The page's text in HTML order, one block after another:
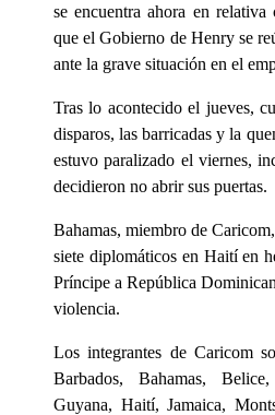
se encuentra ahora en
que el Gobierno de Henry se
ante la grave situación en el
Tras lo acontecido el jueves,
disparos, las barricadas y la
estuvo paralizado el viernes,
decidieron no abrir sus puertas.
Bahamas, miembro de
siete diplomáticos en Haití en
Príncipe a República
violencia.
Los integrantes de Caricom
Barbados, Bahamas,
Guyana, Haití, Jamaica,